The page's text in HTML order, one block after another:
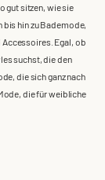
gut sitzen, wie sie
bis hin zu Bademode,
Egal, ob
suchst, die den
die sich ganz nach
die für weibliche